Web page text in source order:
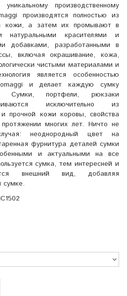
производственному
производятся полностью из
кожи, а затем их промывают в
натуральными красителями и
добавками, разработанными в
включая окрашивание, кожа,
чистыми материалами и
является особенностью
и делает каждую сумку
Сумки, портфели, рюкзаки
исключительно из
и прочной кожи коровы, свойства
многих лет. Ничто не
неоднородный цвет на
фурнитура деталей сумки
и актуальными на все
сумка, тем интересней и
внешний вид, добавляя
сумке.